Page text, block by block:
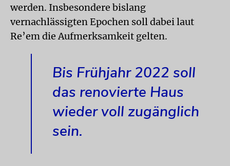
werden. Insbesondere bislang
vernachlässigten Epochen soll dabei laut
Re’em die Aufmerksamkeit gelten.
Bis Frühjahr 2022 soll
das renovierte Haus
wieder voll zugänglich
sein.